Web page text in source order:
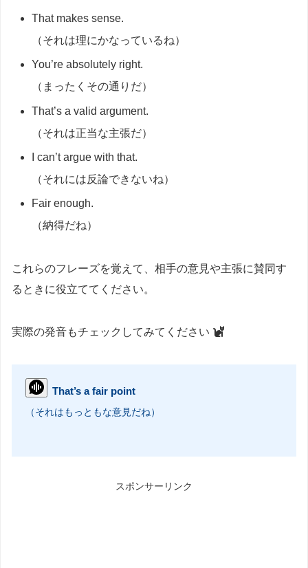
That makes sense.
（それは理にかなっているね）
You’re absolutely right.
（まったくその通りだ）
That’s a valid argument.
（それは正当な主張だ）
I can’t argue with that.
（それには反論できないね）
Fair enough.
（納得だね）
これらのフレーズを覚えて、相手の意見や主張に賛同す
るときに役立ててください。
実際の発音もチェックしてみてください
That’s a fair point
（それはもっともな意見だね）
スポンサーリンク